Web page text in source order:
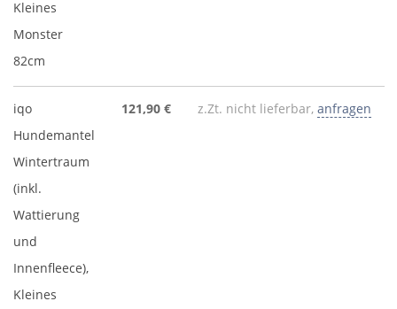
Kleines
Monster
82cm
iqo
Hundemantel
Wintertraum
(inkl.
Wattierung
und
Innenfleece),
Kleines
121,90 € z.Zt. nicht lieferbar, anfragen